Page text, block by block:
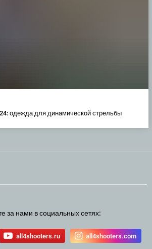
одежда для динамической стрельбы
за нами в социальных сетях:
all4shooters.ru all4shooters.com